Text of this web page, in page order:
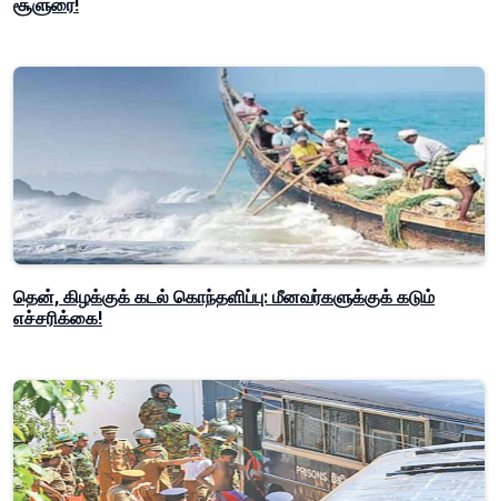
சூளுரை!
தென், கிழக்குக் கடல் கொந்தளிப்பு: மீனவர்களுக்குக் கடும்
எச்சரிக்கை!